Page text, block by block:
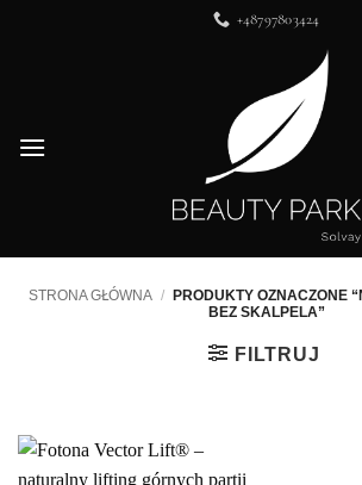
+48797803424
STRONA GŁÓWNA /
PRODUKTY OZNACZONE
BEZ SKALPELA”
FILTRUJ